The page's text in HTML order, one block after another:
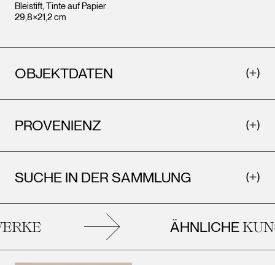
Bleistift, Tinte auf Papier
29,8×21,2 cm
OBJEKTDATEN
PROVENIENZ
SUCHE IN DER SAMMLUNG
ÄHNLICHE